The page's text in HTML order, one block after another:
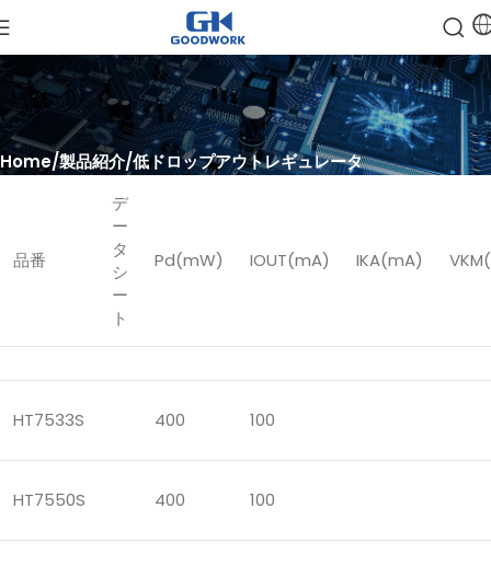
Home 製品紹介 低ドロップアウトレギュレータ
品番
デ
ー
タ
シ
ー
ト
Pd(mW) IOUT(mA) IKA(mA)
HT7533S 400 100
HT7550S 400 100